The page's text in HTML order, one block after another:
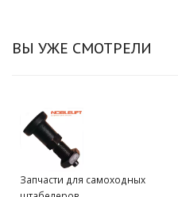
ВЫ УЖЕ СМОТРЕЛИ
Запчасти для самоходных